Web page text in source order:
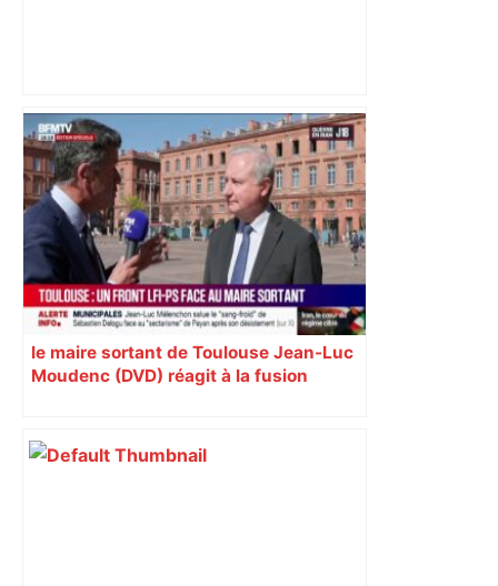
ENTRETIEN. Municipales 2026 à
Toulouse : sous le feu des critiques,
Briançon assume son alliance avec
Piquemal, "ce n’est pas un accord de
postes" – ladepeche.fr
le maire sortant de Toulouse Jean-Luc
Moudenc (DVD) réagit à la fusion